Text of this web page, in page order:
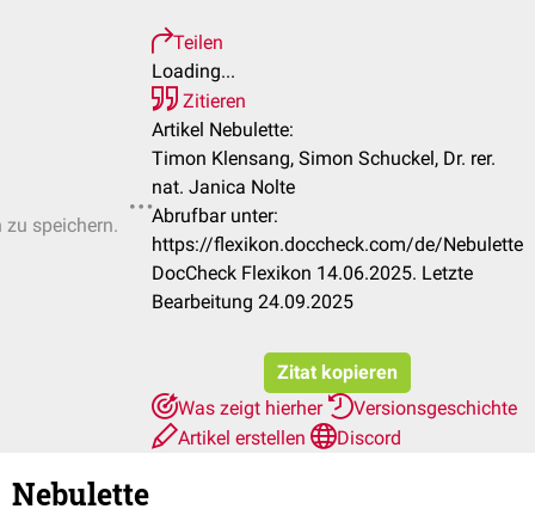
zu speichern.
Teilen
Loading...
Zitieren
Artikel Nebulette:
Timon Klensang, Simon Schuckel, Dr. rer.
nat. Janica Nolte
Abrufbar unter:
https://flexikon.doccheck.com/de/Nebulette
DocCheck Flexikon 14.06.2025. Letzte
Bearbeitung 24.09.2025
Zitat kopieren
Was zeigt hierher
Versionsgeschichte
Artikel erstellen
Discord
Nebulette